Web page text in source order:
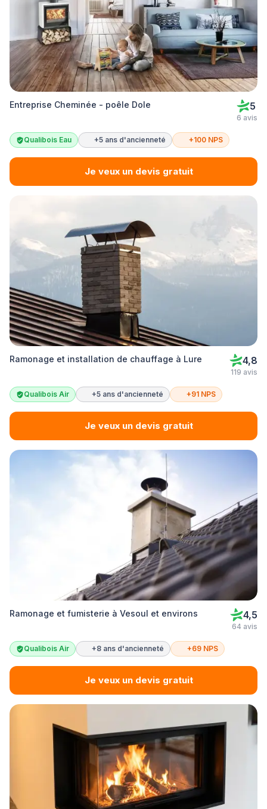
Entreprise Cheminée - poêle Dole 5
6 avis
Qualibois Eau +5 ans d'ancienneté +100 NPS
Je veux un devis gratuit
Ramonage et installation de chauffage à Lure 4,8
119 avis
Qualibois Air +5 ans d'ancienneté +91 NPS
Je veux un devis gratuit
Ramonage et fumisterie à Vesoul et environs 4,5
64 avis
Qualibois Air +8 ans d'ancienneté +69 NPS
Je veux un devis gratuit